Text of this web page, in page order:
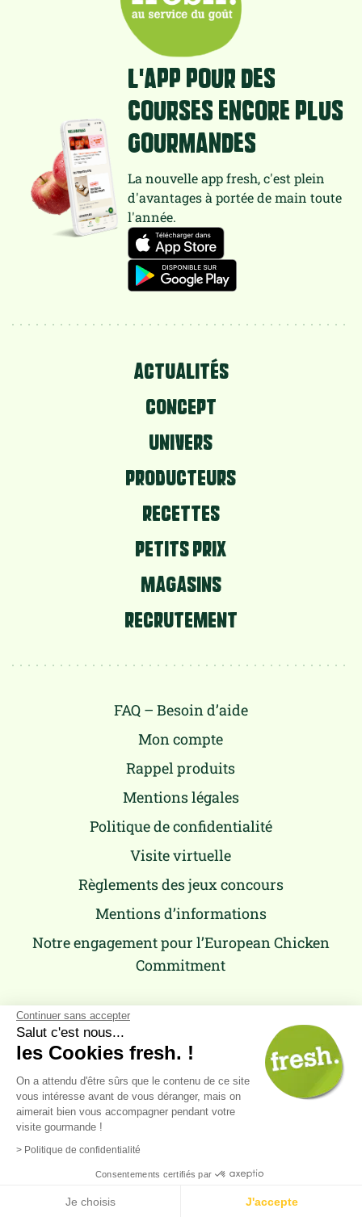
L'app pour des
courses encore plus
gourmandes
La nouvelle app fresh, c'est plein
d'avantages à portée de main toute
l'année.
ACTUALITÉS
CONCEPT
UNIVERS
PRODUCTEURS
RECETTES
PETITS PRIX
MAGASINS
RECRUTEMENT
FAQ – Besoin d’aide
Mon compte
Rappel produits
Mentions légales
Politique de confidentialité
Visite virtuelle
Règlements des jeux concours
Mentions d’informations
Notre engagement pour l’European Chicken
Commitment
Nous contacter : cliquez ici !
Continuer sans accepter
Salut c'est nous...
les Cookies fresh. !
On a attendu d'être sûrs que le contenu de ce site
vous intéresse avant de vous déranger, mais on
aimerait bien vous accompagner pendant votre
visite gourmande !
> Politique de confidentialité
Consentements certifiés par
Je choisis J'accepte